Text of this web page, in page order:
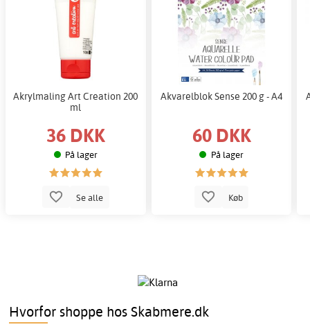
Akrylmaling Art Creation 200
ml
36 DKK
På lager
Se alle
Akvarelblok Sense 200 g - A4
60 DKK
På lager
Køb
Hvorfor shoppe hos Skabmere.dk